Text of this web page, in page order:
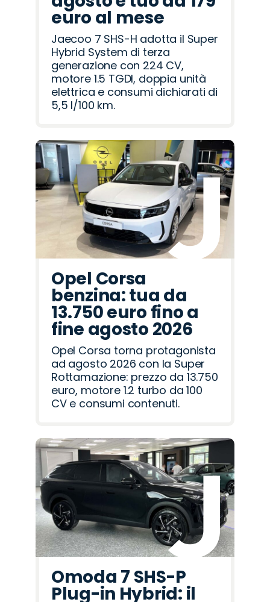
euro al mese
Jaecoo 7 SHS-H adotta il Super
Hybrid System di terza
generazione con 224 CV,
motore 1.5 TGDI, doppia unità
elettrica e consumi dichiarati di
5,5 l/100 km.
Opel Corsa
benzina: tua da
13.750 euro fino a
fine agosto 2026
Opel Corsa torna protagonista
ad agosto 2026 con la Super
Rottamazione: prezzo da 13.750
euro, motore 1.2 turbo da 100
CV e consumi contenuti.
Omoda 7 SHS-P
Plug-in Hybrid: il